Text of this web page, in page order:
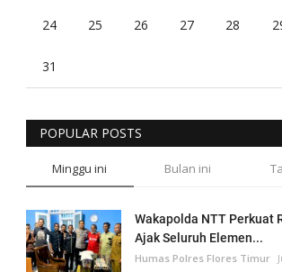
24 25 26 27 28
31
POPULAR POSTS
Minggu ini Bulan ini
Wakapolda NTT Perkuat
Ajak Seluruh Elemen...
Humas Polres Flores Timur